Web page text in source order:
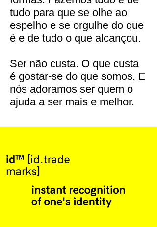
tudo para que se olhe ao
espelho e se orgulhe do que
é e de tudo o que alcançou.
Ser não custa. O que custa
é gostar-se do que somos. E
nós adoramos ser quem o
ajuda a ser mais e melhor.